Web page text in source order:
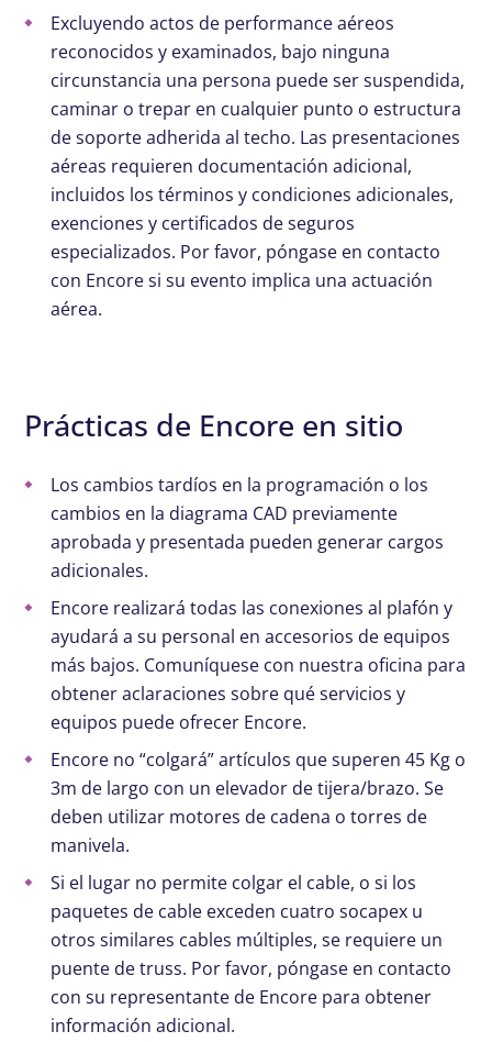
Excluyendo actos de performance aéreos
reconocidos y examinados, bajo ninguna
circunstancia una persona puede ser suspendida,
caminar o trepar en cualquier punto o estructura
de soporte adherida al techo. Las presentaciones
aéreas requieren documentación adicional,
incluidos los términos y condiciones adicionales,
exenciones y certificados de seguros
especializados. Por favor, póngase en contacto
con Encore si su evento implica una actuación
aérea.
Prácticas de Encore en sitio
Los cambios tardíos en la programación o los
cambios en la diagrama CAD previamente
aprobada y presentada pueden generar cargos
adicionales.
Encore realizará todas las conexiones al plafón y
ayudará a su personal en accesorios de equipos
más bajos. Comuníquese con nuestra oficina para
obtener aclaraciones sobre qué servicios y
equipos puede ofrecer Encore.
Encore no “colgará” artículos que superen 45 Kg o
3m de largo con un elevador de tijera/brazo. Se
deben utilizar motores de cadena o torres de
manivela.
Si el lugar no permite colgar el cable, o si los
paquetes de cable exceden cuatro socapex u
otros similares cables múltiples, se requiere un
puente de truss. Por favor, póngase en contacto
con su representante de Encore para obtener
información adicional.